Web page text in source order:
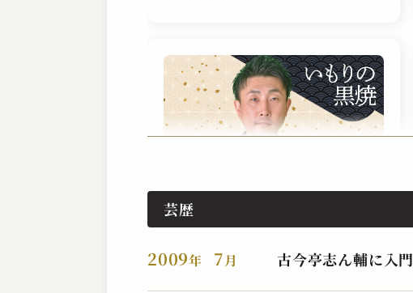
古今亭始（現：古今亭伝輔）
いもりの黒焼
芸歴
2009年 7月 古今亭志ん輔に入門